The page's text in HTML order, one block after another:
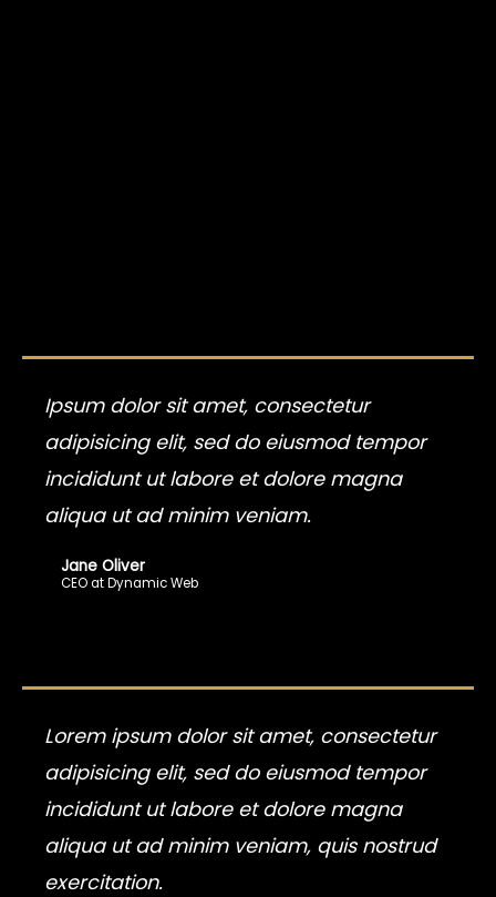
Ipsum dolor sit amet, consectetur
adipisicing elit, sed do eiusmod tempor
incididunt ut labore et dolore magna
aliqua ut ad minim veniam.
Jane Oliver
CEO at Dynamic Web
Lorem ipsum dolor sit amet, consectetur
adipisicing elit, sed do eiusmod tempor
incididunt ut labore et dolore magna
aliqua ut ad minim veniam, quis nostrud
exercitation.